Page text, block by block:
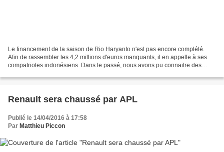
Le financement de la saison de Rio Haryanto n'est pas encore complété.
Afin de rassembler les 4,2 millions d'euros manquants, il en appelle à ses
compatriotes indonésiens. Dans le passé, nous avons pu connaitre des
Renault sera chaussé par APL
Publié le 14/04/2016 à 17:58
Par Matthieu Piccon